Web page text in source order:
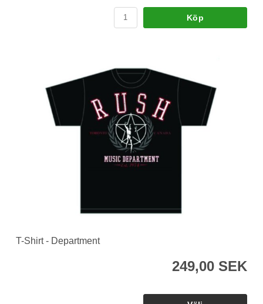
Köp
T-Shirt - Department
249,00 SEK